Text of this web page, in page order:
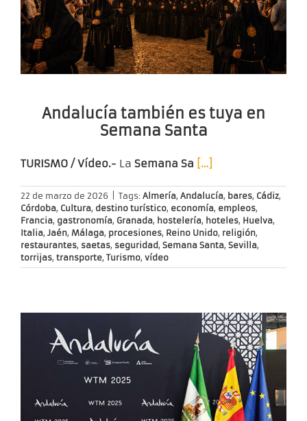
Andalucía también es tuya en
Semana Santa
TURISMO / Vídeo.- La Semana Sa […]
22 de marzo de 2026 Tags: Almería, Andalucía, bares, Cádiz,
Córdoba, Cultura, destino turístico, economía, empleos,
Francia, gastronomía, Granada, hostelería, hoteles, Huelva,
Italia, Jaén, Málaga, procesiones, Reino Unido, religión,
restaurantes, saetas, seguridad , Semana Santa, Sevilla,
torrijas, transporte, Turismo, vídeo